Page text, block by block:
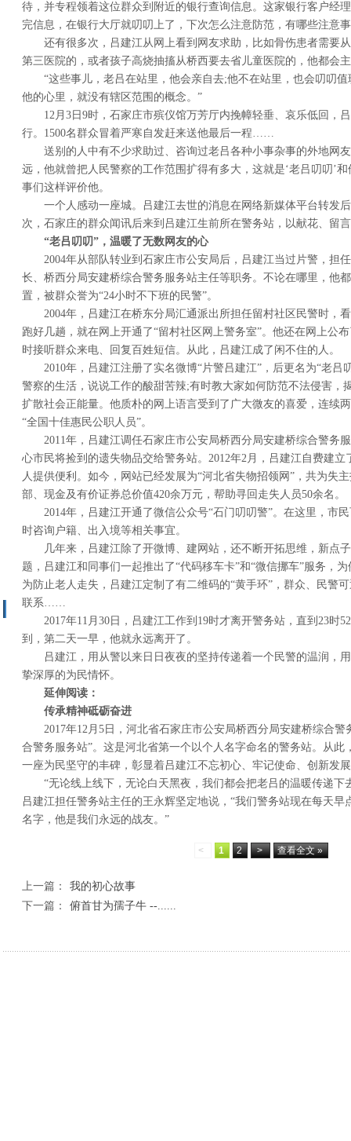
待，并专程领着这位群众到附近的银行查询信息。这家银行客户经
完信息，在银行大厅就叨叨上了，下次怎么注意防范，有哪些注意
还有很多次，吕建江从网上看到网友求助，比如骨伤患者需要
第三医院的，或者孩子高烧抽搐从桥西要去省儿童医院的，他都会
“这些事儿，老吕在站里，他会亲自去;他不在站里，也会叨叨
他的心里，就没有辖区范围的概念。”
12月3日9时，石家庄市殡仪馆万芳厅内挽幛轻垂、哀乐低回，
行。1500名群众冒着严寒自发赶来送他最后一程……
送别的人中有不少求助过、咨询过老吕各种小事杂事的外地网
远，他就曾把人民警察的工作范围扩得有多大，这就是‘老吕叨叨’
事们这样评价他。
一个人感动一座城。吕建江去世的消息在网络新媒体平台转发
次，石家庄的群众闻讯后来到吕建江生前所在警务站，以献花、留
“老吕叨叨”，温暖了无数网友的心
2004年从部队转业到石家庄市公安局后，吕建江当过片警，担
长、桥西分局安建桥综合警务服务站主任等职务。不论在哪里，他
置，被群众誉为“24小时不下班的民警”。
2004年，吕建江在桥东分局汇通派出所担任留村社区民警时，
跑好几趟，就在网上开通了“留村社区网上警务室”。他还在网上公
时接听群众来电、回复百姓短信。从此，吕建江成了闲不住的人。
2010年，吕建江注册了实名微博“片警吕建江”，后更名为“老吕
警察的生活，说说工作的酸甜苦辣;有时教大家如何防范不法侵害，
扩散社会正能量。他质朴的网上语言受到了广大微友的喜爱，连续
“全国十佳惠民公职人员”。
2011年，吕建江调任石家庄市公安局桥西分局安建桥综合警务
心市民将捡到的遗失物品交给警务站。2012年2月，吕建江自费建立
人提供便利。如今，网站已经发展为“河北省失物招领网”，共为失
部、现金及有价证券总价值420余万元，帮助寻回走失人员50余名。
2014年，吕建江开通了微信公众号“石门叨叨警”。在这里，市
时咨询户籍、出入境等相关事宜。
几年来，吕建江除了开微博、建网站，还不断开拓思维，新点
题，吕建江和同事们一起推出了“代码移车卡”和“微信挪车”服务，
为防止老人走失，吕建江定制了有二维码的“黄手环”，群众、民警
联系……
2017年11月30日，吕建江工作到19时才离开警务站，直到23时
到，第二天一早，他就永远离开了。
吕建江，用从警以来日日夜夜的坚持传递着一个民警的温润，
挚深厚的为民情怀。
延伸阅读：
传承精神砥砺奋进
2017年12月5日，河北省石家庄市公安局桥西分局安建桥综合
合警务服务站”。这是河北省第一个以个人名字命名的警务站。从此
一座为民坚守的丰碑，彰显着吕建江不忘初心、牢记使命、创新发
“无论线上线下，无论白天黑夜，我们都会把老吕的温暖传递下
吕建江担任警务站主任的王永辉坚定地说，“我们警务站现在每天
名字，他是我们永远的战友。”
< 1 2 > 查看全文 »
上一篇：
我的初心故事
下一篇：
俯首甘为孺子牛 --......